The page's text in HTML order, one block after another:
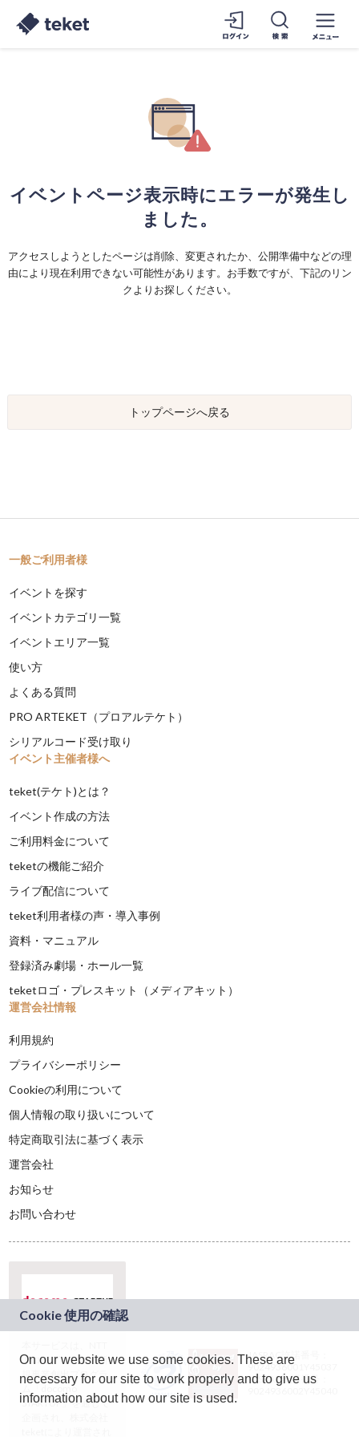
イベントページ表示時にエラーが発生し
ました。
アクセスしようとしたページは削除、変更されたか、公開準備中などの理
由により現在利用できない可能性があります。お手数ですが、下記のリン
クよりお探しください。
トップページへ戻る
一般ご利用者様
イベントを探す
イベントカテゴリ一覧
イベントエリア一覧
使い方
よくある質問
PRO ARTEKET（プロアルテケト）
シリアルコード受け取り
イベント主催者様へ
teket(テケト)とは？
イベント作成の方法
ご利用料金について
teketの機能ご紹介
ライブ配信について
teket利用者様の声・導入事例
資料・マニュアル
登録済み劇場・ホール一覧
teketロゴ・プレスキット（メディアキット）
運営会社情報
利用規約
プライバシーポリシー
Cookieの利用について
個人情報の取り扱いについて
特定商取引法に基づく表示
運営会社
お知らせ
お問い合わせ
ドコモグループの新
規事業創出プログラ
ム「docomo
STARTUP」を通じて
JASRAC許諾番号：
9024936001Y45037
JASRAC許諾番号：
On our website we use some cookies. These are
necessary for our site to work properly and to give us
information about how our site is used.